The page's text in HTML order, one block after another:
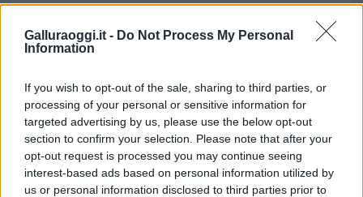
Galluraoggi.it - Do Not Process My Personal
Information
If you wish to opt-out of the sale, sharing to third parties, or
processing of your personal or sensitive information for
targeted advertising by us, please use the below opt-out
section to confirm your selection. Please note that after your
opt-out request is processed you may continue seeing
interest-based ads based on personal information utilized by
us or personal information disclosed to third parties prior to
Giocatore Squalificato Calangianus
Giudice Sportivo Tempio
Ricorso Tempio Calangianus
Inviaci le tue segnalazioni,
i tuoi video e le tue foto
Su WhatsApp al numero +39
345 356 7512